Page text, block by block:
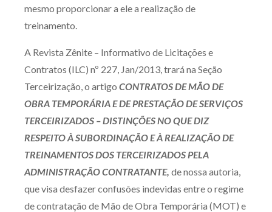
mesmo proporcionar a ele a realização de
treinamento.
A Revista Zênite – Informativo de Licitações e
Contratos (ILC) nº 227, Jan/2013, trará na Seção
Terceirização, o artigo CONTRATOS DE MÃO DE
OBRA TEMPORÁRIA E DE PRESTAÇÃO DE SERVIÇOS
TERCEIRIZADOS – DISTINÇÕES NO QUE DIZ
RESPEITO À SUBORDINAÇÃO E À REALIZAÇÃO DE
TREINAMENTOS DOS TERCEIRIZADOS PELA
ADMINISTRAÇÃO CONTRATANTE, de nossa autoria,
que visa desfazer confusões indevidas entre o regime
de contratação de Mão de Obra Temporária (MOT) e